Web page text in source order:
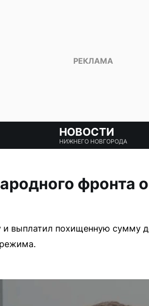
НОВОСТИ
НИЖНЕГО НОВГОРОДА
фронта
выплатил похищенную сумму